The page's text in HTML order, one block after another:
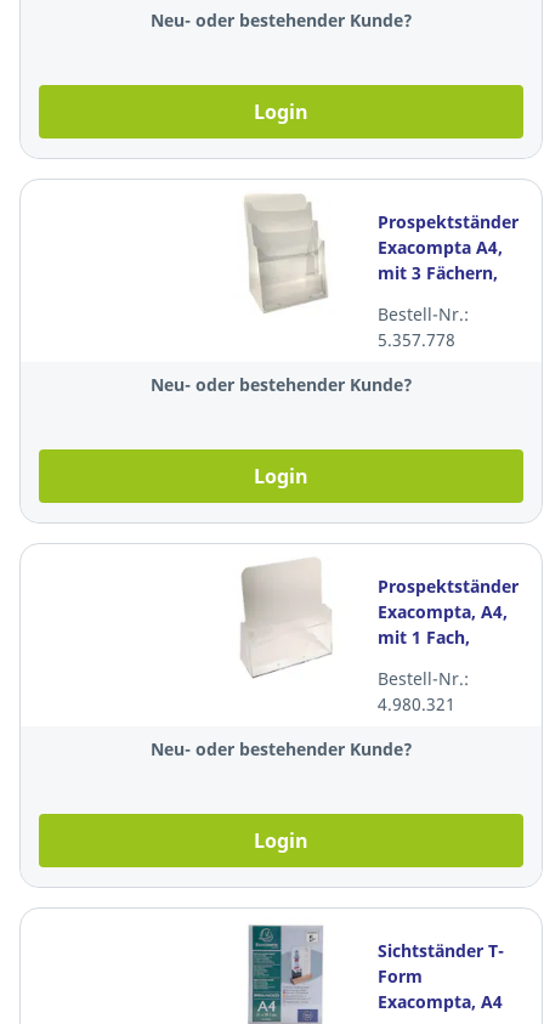
Neu- oder bestehender Kunde?
Login
Prospektständer
Exacompta A4,
mit 3 Fächern,
Bestell-Nr.:
5.357.778
Neu- oder bestehender Kunde?
Login
Prospektständer
Exacompta, A4,
mit 1 Fach,
Bestell-Nr.:
4.980.321
Neu- oder bestehender Kunde?
Login
Sichtständer T-
Form
Exacompta, A4